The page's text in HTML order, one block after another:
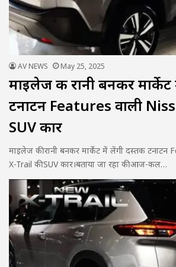
AV NEWS May 25, 2025
माइलेज की रानी बनकर
टनाटन Features वाली
SUV कार
माइलेज की रानी बनकर मार्केट में लेंगी दस्तक टनाटन
X-Trail की SUV कार।बताया जा रहा की आज-कल…